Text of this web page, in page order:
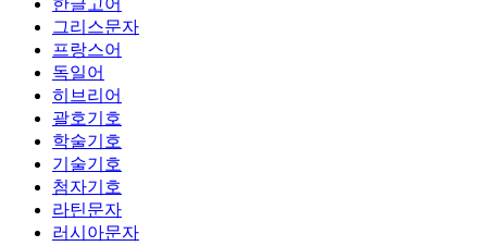
한글고어
그리스문자
프랑스어
독일어
히브리어
괄호기호
학술기호
기술기호
첨자기호
라틴문자
러시아문자